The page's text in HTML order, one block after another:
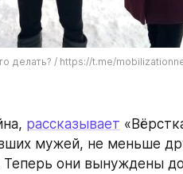
делать? / https://t.me/
рассказывает
мужей, не меньше
Теперь они вынуждены